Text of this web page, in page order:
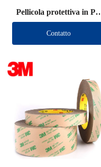
Pellicola protettiva in PE
Die Cut
Contatto